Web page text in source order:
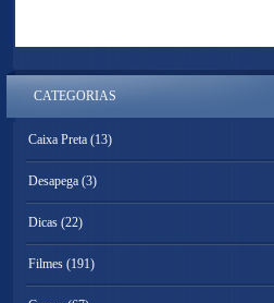
CATEGORIAS
Caixa Preta (13)
Desapega (3)
Dicas (22)
Filmes (191)